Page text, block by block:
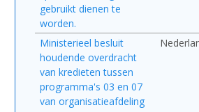
gebruikt dienen te
worden.
Ministerieel besluit
houdende overdracht
van kredieten tussen
programma's 03 en 07
van organisatieafdeling